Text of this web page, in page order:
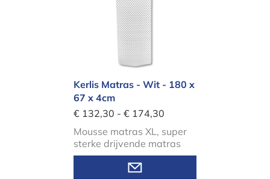
Kerlis Matras - Wit - 180 x
67 x 4cm
€ 132,30 - € 174,30
Mousse matras XL, super
sterke drijvende matras
Bekijk varianten